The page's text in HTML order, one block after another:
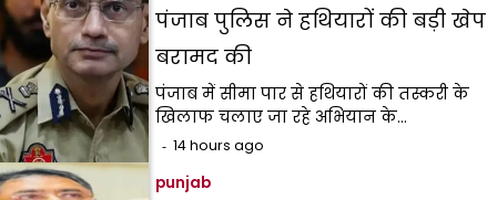
पंजाब पुलिस ने हथियारों की बड़ी खेप
बरामद की
पंजाब में सीमा पार से हथियारों की तस्करी के
खिलाफ चलाए जा रहे अभियान के…
14 hours ago
punjab